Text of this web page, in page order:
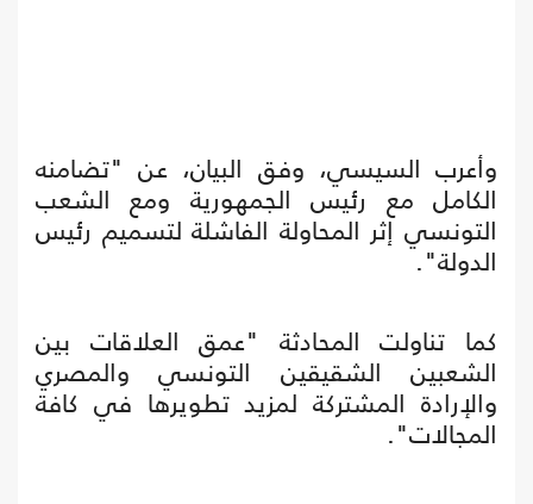
وأعرب السيسي، وفق البيان، عن "تضامنه
الكامل مع رئيس الجمهورية ومع الشعب
التونسي إثر المحاولة الفاشلة لتسميم رئيس
الدولة".
كما تناولت المحادثة "عمق العلاقات بين
الشعبين الشقيقين التونسي والمصري
والإرادة المشتركة لمزيد تطويرها في كافة
المجالات".